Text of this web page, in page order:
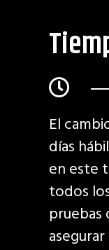
El
días
en este
todos